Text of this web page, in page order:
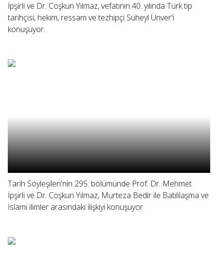
İpşirli ve Dr. Coşkun Yılmaz, vefatının 40. yılında Türk tıp
tarihçisi, hekim, ressam ve tezhipçi Süheyl Ünver'i
konuşuyor.
Tarih Söyleşileri'nin 295. bölümünde Prof. Dr. Mehmet
İpşirli ve Dr. Coşkun Yılmaz, Murteza Bedir ile Batılılaşma ve
İslami ilimler arasındaki ilişkiyi konuşuyor.